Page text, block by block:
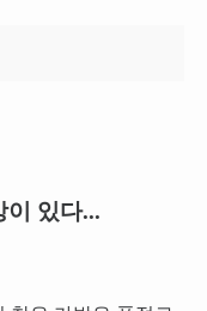
이 있다...